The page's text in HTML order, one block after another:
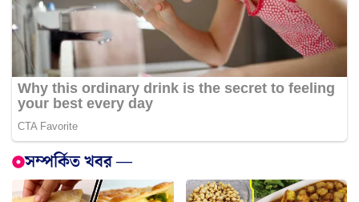
সম্পর্কিত খবর —